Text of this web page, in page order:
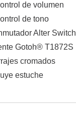
de volumen
de tono
Alter Switch
Gotoh® T1872S
cromados
estuche